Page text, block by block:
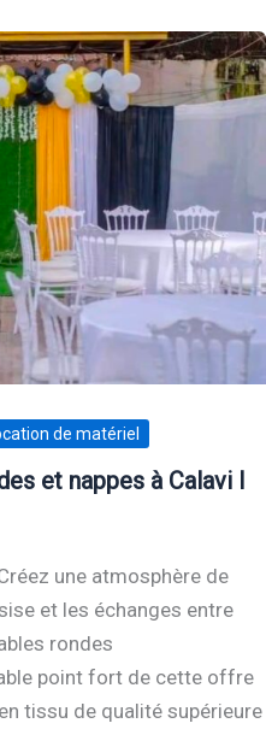
de matériel
et nappes à Calavi I
une atmosphère de
et les échanges entre
rondes
point fort de cette offre
tissu de qualité supérieure